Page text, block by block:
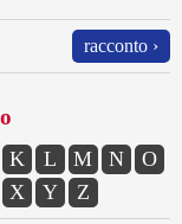
racconto ›
K L M N
O
X Y Z